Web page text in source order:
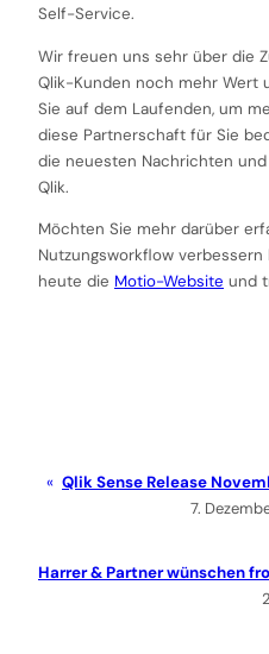
Self-Service.
Wir freuen uns sehr über die
Qlik-Kunden noch mehr Wert
Sie auf dem Laufenden, um
diese Partnerschaft für Sie
die neuesten Nachrichten
Qlik.
Möchten Sie mehr darüber
Nutzungsworkflow
heute die Motio-Website und
Qlik Sense Release
7.
Harrer & Partner wünschen